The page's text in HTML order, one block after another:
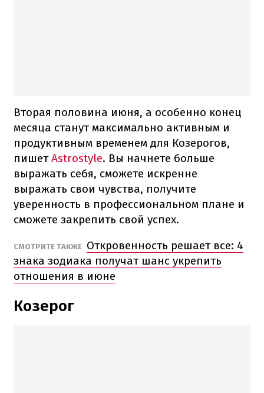
Вторая половина июня, а особенно конец
месяца станут максимально активным и
продуктивным временем для Козерогов,
пишетAstrostyle. Вы начнете больше
выражать себя, сможете искренне
выражать свои чувства, получите
уверенность в профессиональном плане и
сможете закрепить свой успех.
СМОТРИТЕ ТАКЖЕ Откровенность решает все: 4
знака зодиака получат шанс укрепить
отношения в июне
Козерог